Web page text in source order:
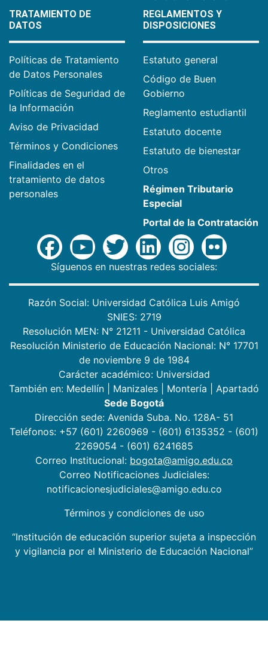
TRATAMIENTO DE
DATOS
Políticas de Tratamiento
de Datos Personales
Políticas de Seguridad de
la Información
Aviso de Privacidad
Términos y Condiciones
Finalidades en el
tratamiento de datos
personales
REGLAMENTOS Y
DISPOSICIONES
Estatuto general
Código de Buen
Gobierno
Reglamento estudiantil
Estatuto docente
Estatuto de bienestar
Otros
Régimen Tributario
Especial
Portal de la Contratación
Síguenos en nuestras redes sociales:
Razón Social: Universidad Católica Luis Amigó
SNIES: 2719
Resolución MEN: N° 21211 - Universidad Católica
Resolución Ministerio de Educación Nacional: N° 17701
de noviembre 9 de 1984
Carácter académico: Universidad
También en: Medellín Manizales Montería
Apartadó
Sede Bogotá
Dirección sede: Avenida Suba. No. 128A- 51
Teléfonos: +57 (601) 2260969 - (601) 6135352 - (601)
2269054 - (601) 6241685
Correo Institucional: bogota@amigo.edu.co
Correo Notificaciones Judiciales:
notificacionesjudiciales@amigo.edu.co
Términos y condiciones de uso
“Institución de educación superior sujeta a inspección
y vigilancia por el Ministerio de Educación Nacional”